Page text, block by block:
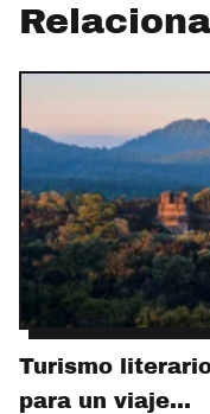
Turismo
para un viaje…